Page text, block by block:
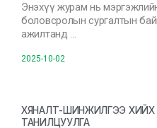
Энэхүү журам нь
боловсролын сургалтын
ажилтанд …
2025-10-02
ХЯНАЛТ-ШИНЖИЛГЭЭ
ТАНИЛЦУУЛГА